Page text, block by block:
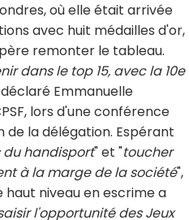
où elle était arrivée
avec huit médailles d'or,
remonter le tableau.
dans le top 15, avec la 10e
déclaré Emmanuelle
lors d'une conférence
la délégation. Espérant
du handisport" et "toucher
à la marge de la société",
niveau en escrime a
l'opportunité des Jeux